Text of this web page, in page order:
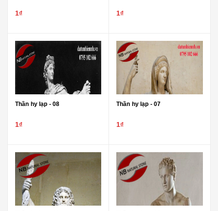
1₫ 1₫
Thần hy lạp - 08
1₫
Thần hy lạp - 07
1₫